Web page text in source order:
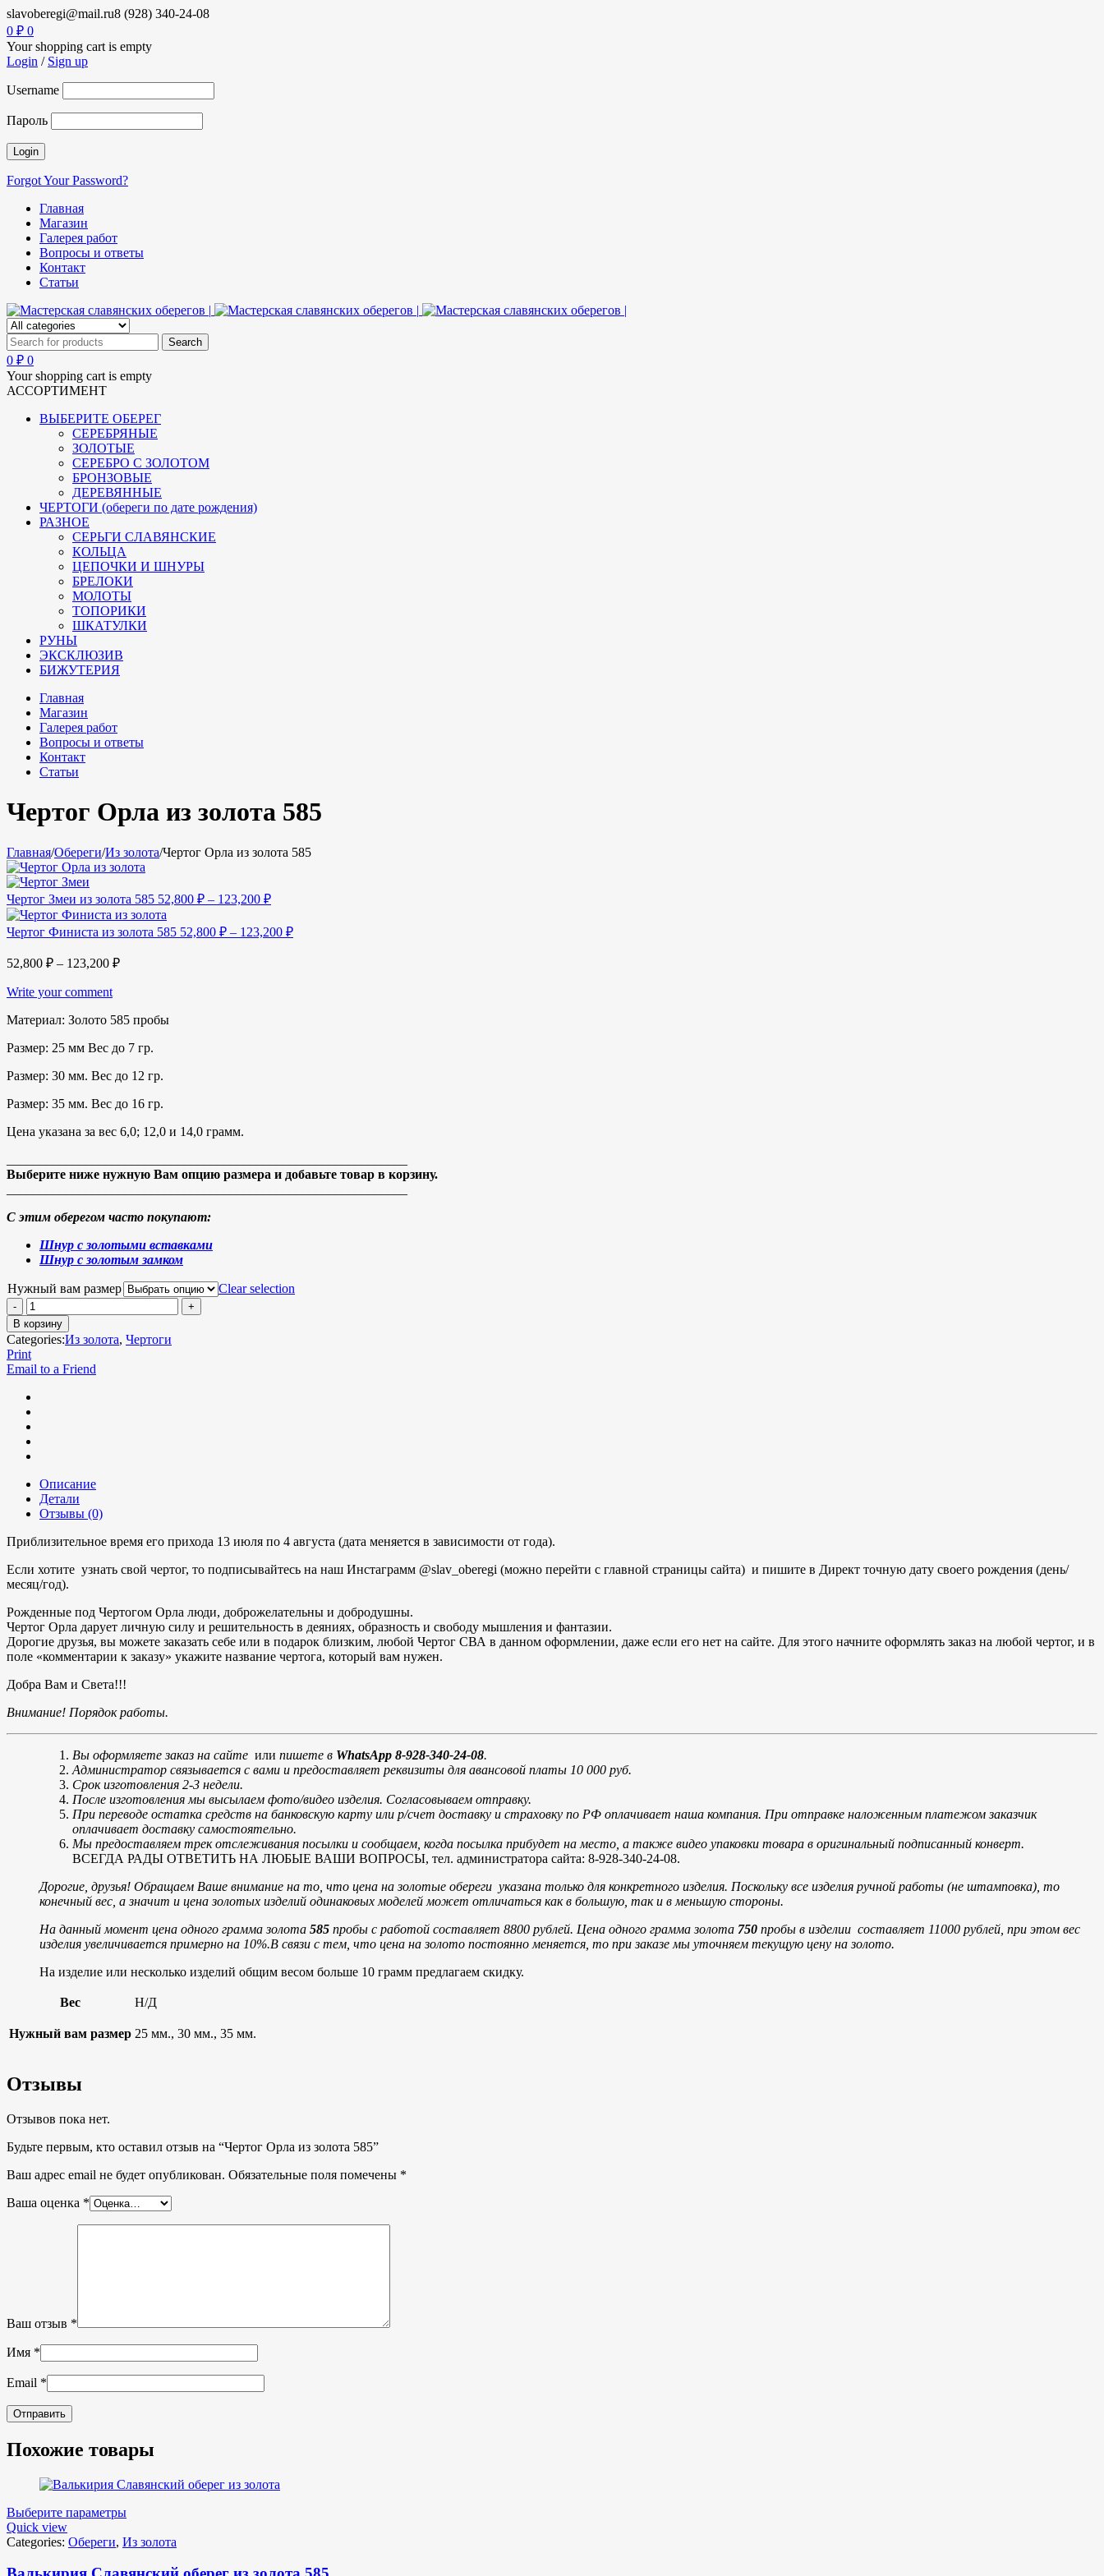
slavoberegi@mail.ru8 (928) 340-24-08
0 ₽ 0
Your shopping cart is empty
Login / Sign up
Username
Пароль
Forgot Your Password?
Главная
Магазин
Галерея работ
Вопросы и ответы
Контакт
Статьи
0 ₽ 0
Your shopping cart is empty
АССОРТИМЕНТ
ВЫБЕРИТЕ ОБЕРЕГ
СЕРЕБРЯНЫЕ
ЗОЛОТЫЕ
СЕРЕБРО С ЗОЛОТОМ
БРОНЗОВЫЕ
ДЕРЕВЯННЫЕ
ЧЕРТОГИ (обереги по дате рождения)
РАЗНОЕ
СЕРЬГИ СЛАВЯНСКИЕ
КОЛЬЦА
ЦЕПОЧКИ И ШНУРЫ
БРЕЛОКИ
МОЛОТЫ
ТОПОРИКИ
ШКАТУЛКИ
РУНЫ
ЭКСКЛЮЗИВ
БИЖУТЕРИЯ
Главная
Магазин
Галерея работ
Вопросы и ответы
Контакт
Статьи
Чертог Орла из золота 585
Главная/Обереги/Из золота/Чертог Орла из золота 585
Чертог Змеи из золота 585 52,800 ₽ – 123,200 ₽
Чертог Финиста из золота 585 52,800 ₽ – 123,200 ₽
52,800 ₽ – 123,200 ₽
Write your comment
Материал: Золото 585 пробы
Размер: 25 мм Вес до 7 гр.
Размер: 30 мм. Вес до 12 гр.
Размер: 35 мм. Вес до 16 гр.
Цена указана за вес 6,0; 12,0 и 14,0 грамм.
Выберите ниже нужную Вам опцию размера и добавьте товар в корзину.
С этим оберегом часто покупают:
Шнур с золотыми вставками
Шнур с золотым замком
Нужный вам размер Clear selection
В корзину
Categories:Из золота, Чертоги
Print
Email to a Friend
Описание
Детали
Отзывы (0)
Приблизительное время его прихода 13 июля по 4 августа (дата меняется в зависимости от года).
Если хотите узнать свой чертог, то подписывайтесь на наш Инстаграмм @slav_oberegi (можно перейти с главной страницы сайта) и пишите в Директ точную дату своего рождения (день/
месяц/год).
Рожденные под Чертогом Орла люди, доброжелательны и добродушны.
Чертог Орла дарует личную силу и решительность в деяниях, образность и свободу мышления и фантазии.
Дорогие друзья, вы можете заказать себе или в подарок близким, любой Чертог СВА в данном оформлении, даже если его нет на сайте. Для этого начните оформлять заказ на любой чертог, и в
поле «комментарии к заказу» укажите название чертога, который вам нужен.
Добра Вам и Света!!!
Внимание! Порядок работы.
Вы оформляете заказ на сайте или пишете в WhatsApp 8-928-340-24-08.
Администратор связывается с вами и предоставляет реквизиты для авансовой платы 10 000 руб.
Срок изготовления 2-3 недели.
После изготовления мы высылаем фото/видео изделия. Согласовываем отправку.
При переводе остатка средств на банковскую карту или р/счет доставку и страховку по РФ оплачивает наша компания. При отправке наложенным платежом заказчик
оплачивает доставку самостоятельно.
Мы предоставляем трек отслеживания посылки и сообщаем, когда посылка прибудет на место, а также видео упаковки товара в оригинальный подписанный конверт.
ВСЕГДА РАДЫ ОТВЕТИТЬ НА ЛЮБЫЕ ВАШИ ВОПРОСЫ, тел. администратора сайта: 8-928-340-24-08.
Дорогие, друзья! Обращаем Ваше внимание на то, что цена на золотые обереги указана только для конкретного изделия. Поскольку все изделия ручной работы (не штамповка), то
конечный вес, а значит и цена золотых изделий одинаковых моделей может отличаться как в большую, так и в меньшую стороны.
На данный момент цена одного грамма золота 585 пробы с работой составляет 8800 рублей. Цена одного грамма золота 750 пробы в изделии составляет 11000 рублей, при этом вес
изделия увеличивается примерно на 10%.В связи с тем, что цена на золото постоянно меняется, то при заказе мы уточняем текущую цену на золото.
На изделие или несколько изделий общим весом больше 10 грамм предлагаем скидку.
Вес Н/Д
Нужный вам размер 25 мм., 30 мм., 35 мм.
Отзывы
Отзывов пока нет.
Будьте первым, кто оставил отзыв на “Чертог Орла из золота 585”
Ваш адрес email не будет опубликован. Обязательные поля помечены *
Ваша оценка *
Ваш отзыв *
Имя *
Email *
Похожие товары
Выберите параметры
Quick view
Categories: Обереги, Из золота